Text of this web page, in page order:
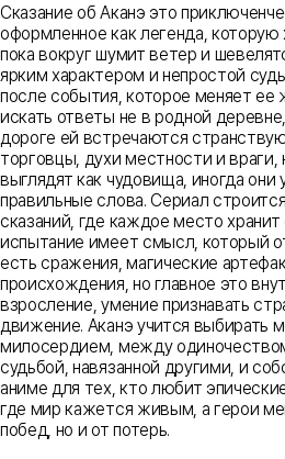
Сказание об Аканэ это
оформленное как легенда, которую
пока вокруг шумит ветер и
ярким характером и непростой
после события, которое меняет ее
искать ответы не в родной
дороге ей встречаются
торговцы, духи местности и враги,
выглядят как чудовища, иногда они
правильные слова. Сериал
сказаний, где каждое место
испытание имеет смысл, который
есть сражения, магические
происхождения, но главное это
взросление, умение признавать
движение. Аканэ учится выбирать
милосердием, между
судьбой, навязанной другими, и
аниме для тех, кто любит
где мир кажется живым, а герои
побед, но и от потерь.